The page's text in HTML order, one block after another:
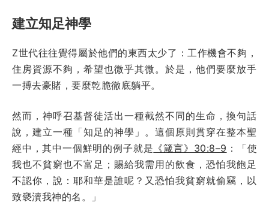
建立知足神學
Z世代往往覺得屬於他們的東西太少了：工作機會不夠，
住房資源不夠，希望也微乎其微。於是，他們要麼放手
一搏去豪賭，要麼乾脆徹底躺平。
然而，神呼召基督徒活出一種截然不同的生命，換句話
說，建立一種「知足的神學」。這個原則貫穿在整本聖
經中，其中一個鮮明的例子就是 《箴言》30:8–9 ：「使
我也不貧窮也不富足；賜給我需用的飲食，恐怕我飽足
不認你，說：耶和華是誰呢？又恐怕我貧窮就偷竊，以
致褻瀆我神的名。」